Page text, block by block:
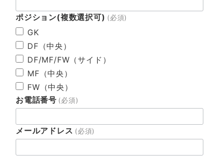
ポジション(複数選択可) (必須)
GK
DF（中央）
DF/MF/FW（サイド）
MF（中央）
FW（中央）
お電話番号 (必須)
メールアドレス (必須)